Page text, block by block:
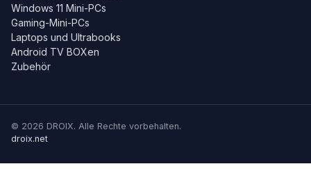
Windows 11 Mini-PCs
Gaming-Mini-PCs
Laptops und Ultrabooks
Android TV BOXen
Zubehör
© 2026 DROIX. Alle Rechte vorbehalten.
droix.net